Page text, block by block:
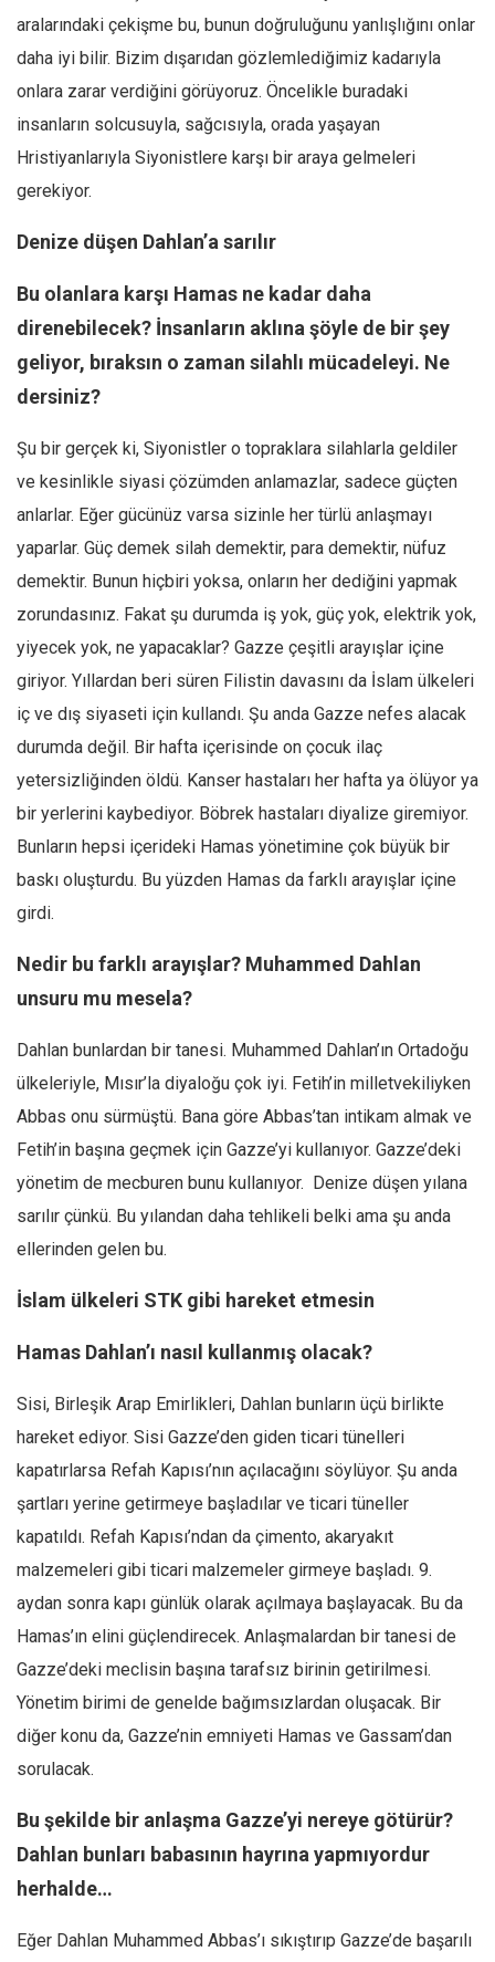
aralarındaki çekişme bu, bunun doğruluğunu yanlışlığını onlar
daha iyi bilir. Bizim dışarıdan gözlemlediğimiz kadarıyla
onlara zarar verdiğini görüyoruz. Öncelikle buradaki
insanların solcusuyla, sağcısıyla, orada yaşayan
Hristiyanlarıyla Siyonistlere karşı bir araya gelmeleri
gerekiyor.
Denize düşen Dahlan’a sarılır
Bu olanlara karşı Hamas ne kadar daha
direnebilecek? İnsanların aklına şöyle de bir şey
geliyor, bıraksın o zaman silahlı mücadeleyi. Ne
dersiniz?
Şu bir gerçek ki, Siyonistler o topraklara silahlarla geldiler
ve kesinlikle siyasi çözümden anlamazlar, sadece güçten
anlarlar. Eğer gücünüz varsa sizinle her türlü anlaşmayı
yaparlar. Güç demek silah demektir, para demektir, nüfuz
demektir. Bunun hiçbiri yoksa, onların her dediğini yapmak
zorundasınız. Fakat şu durumda iş yok, güç yok, elektrik yok,
yiyecek yok, ne yapacaklar? Gazze çeşitli arayışlar içine
giriyor. Yıllardan beri süren Filistin davasını da İslam ülkeleri
iç ve dış siyaseti için kullandı. Şu anda Gazze nefes alacak
durumda değil. Bir hafta içerisinde on çocuk ilaç
yetersizliğinden öldü. Kanser hastaları her hafta ya ölüyor ya
bir yerlerini kaybediyor. Böbrek hastaları diyalize giremiyor.
Bunların hepsi içerideki Hamas yönetimine çok büyük bir
baskı oluşturdu. Bu yüzden Hamas da farklı arayışlar içine
girdi.
Nedir bu farklı arayışlar? Muhammed Dahlan
unsuru mu mesela?
Dahlan bunlardan bir tanesi. Muhammed Dahlan’ın Ortadoğu
ülkeleriyle, Mısır’la diyaloğu çok iyi. Fetih’in milletvekiliyken
Abbas onu sürmüştü. Bana göre Abbas’tan intikam almak ve
Fetih’in başına geçmek için Gazze’yi kullanıyor. Gazze’deki
yönetim de mecburen bunu kullanıyor. Denize düşen yılana
sarılır çünkü. Bu yılandan daha tehlikeli belki ama şu anda
ellerinden gelen bu.
İslam ülkeleri STK gibi hareket etmesin
Hamas Dahlan’ı nasıl kullanmış olacak?
Sisi, Birleşik Arap Emirlikleri, Dahlan bunların üçü birlikte
hareket ediyor. Sisi Gazze’den giden ticari tünelleri
kapatırlarsa Refah Kapısı’nın açılacağını söylüyor. Şu anda
şartları yerine getirmeye başladılar ve ticari tüneller
kapatıldı. Refah Kapısı’ndan da çimento, akaryakıt
malzemeleri gibi ticari malzemeler girmeye başladı. 9.
aydan sonra kapı günlük olarak açılmaya başlayacak. Bu da
Hamas’ın elini güçlendirecek. Anlaşmalardan bir tanesi de
Gazze’deki meclisin başına tarafsız birinin getirilmesi.
Yönetim birimi de genelde bağımsızlardan oluşacak. Bir
diğer konu da, Gazze’nin emniyeti Hamas ve Gassam’dan
sorulacak.
Bu şekilde bir anlaşma Gazze’yi nereye götürür?
Dahlan bunları babasının hayrına yapmıyordur
herhalde…
Eğer Dahlan Muhammed Abbas’ı sıkıştırıp Gazze’de başarılı